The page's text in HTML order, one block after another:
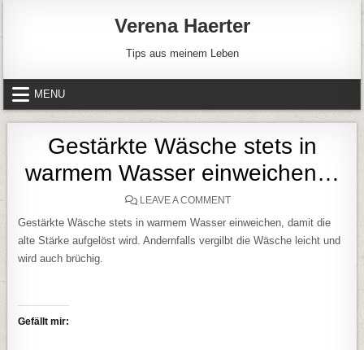
Verena Haerter
Tips aus meinem Leben
MENU
Gestärkte Wäsche stets in
warmem Wasser einweichen…
LEAVE A COMMENTON GESTÄRKTE WÄSCHE
Gestärkte Wäsche stets in warmem Wasser einweichen, damit die
alte Stärke aufgelöst wird. Andernfalls vergilbt die Wäsche leicht und
wird auch brüchig.
Gefällt mir: